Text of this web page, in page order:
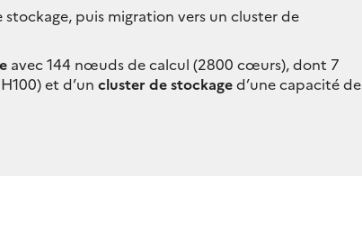
puis migration vers un cluster de
avec 144 nœuds de calcul (2800 cœurs), dont 7
et d’un cluster de stockaged’une capacité de